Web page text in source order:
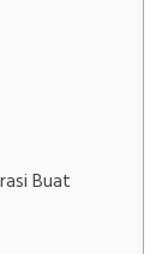
Buat